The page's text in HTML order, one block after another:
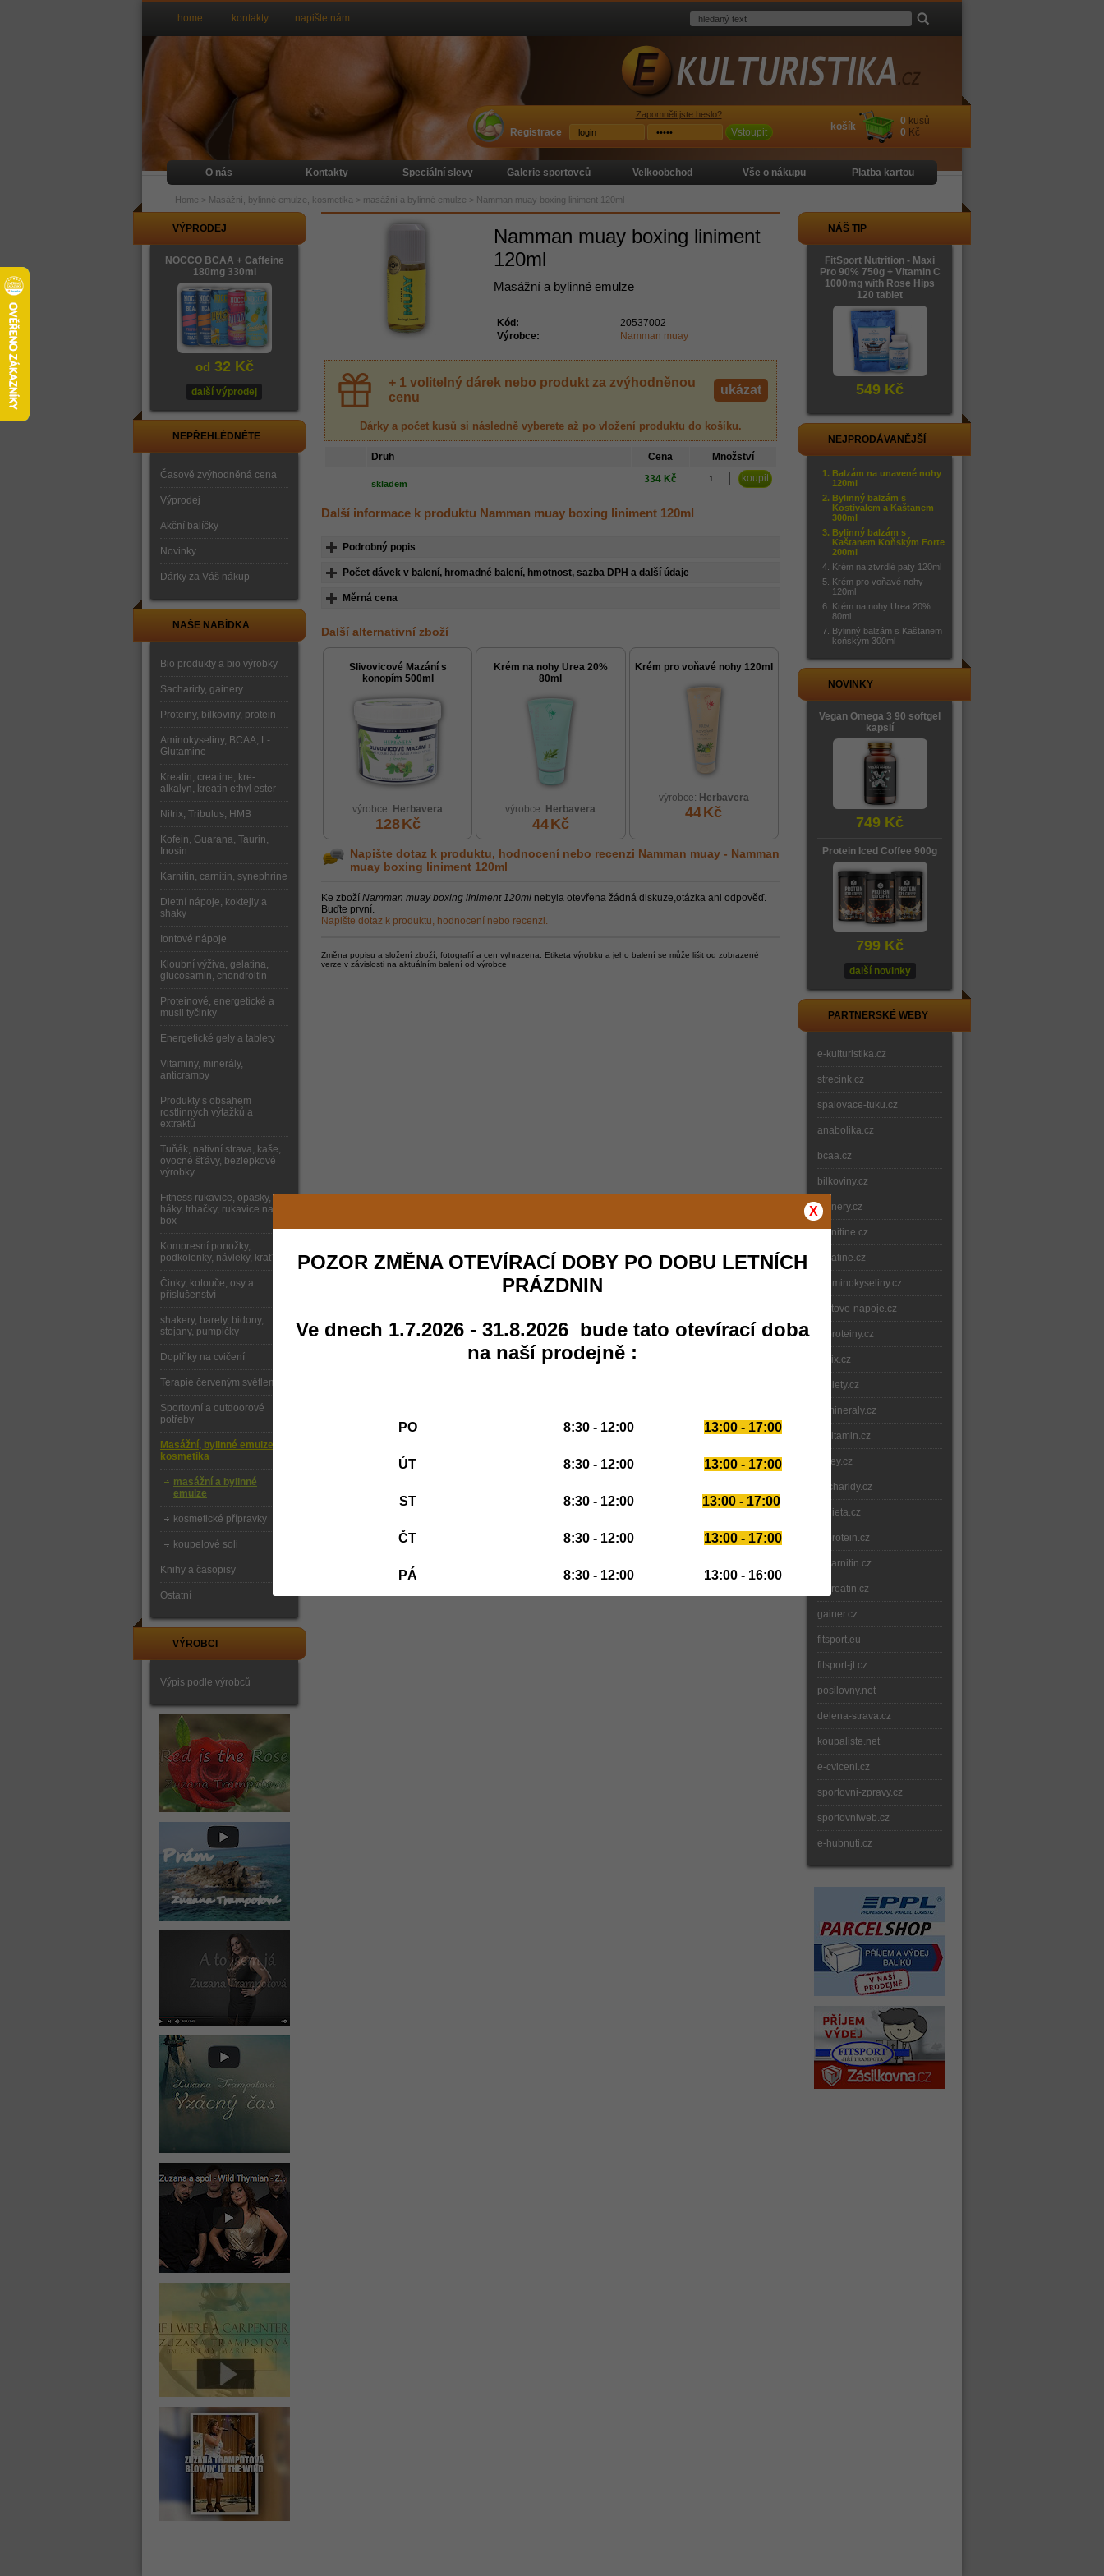
Namman muay boxing liniment
120ml
Masážní a bylinné emulze
Kód:
20537002
Výrobce:
Namman muay
+ 1 volitelný dárek nebo produkt za zvýhodněnou
cenu
ukázat
Dárky a počet kusů si následně vyberete až po vložení produktu do košíku.
Druh Cena Množství
skladem 334 Kč
Další informace k produktu Namman muay boxing liniment 120ml
Podrobný popis
Počet dávek v balení, hromadné balení, hmotnost, sazba DPH a další údaje
Měrná cena
Další alternativní zboží
Slivovicové Mazání s
konopím 500ml
výrobce: Herbavera
128Kč
Krém na nohy Urea 20%
80ml
výrobce: Herbavera
44Kč
Krém pro voňavé nohy 120ml
výrobce: Herbavera
44Kč
Napište dotaz k produktu, hodnocení nebo recenzi Namman muay - Namman
muay boxing liniment 120ml
Ke zboží Namman muay boxing liniment 120ml nebyla otevřena žádná diskuze,otázka ani odpověď.
Buďte první.
Napište dotaz k produktu, hodnocení nebo recenzi.
Změna popisu a složení zboží, fotografií a cen vyhrazena. Etiketa výrobku a jeho balení se může lišit od zobrazené
verze v závislosti na aktuálním balení od výrobce
VÝPRODEJ
NOCCO BCAA + Caffeine
180mg 330ml
od 32 Kč
další výprodej
NEPŘEHLÉDNĚTE
Časově zvýhodněná cena
Výprodej
Akční balíčky
Novinky
Dárky za Váš nákup
NAŠE NABÍDKA
Bio produkty a bio výrobky
Sacharidy, gainery
Proteiny, bílkoviny, protein
Aminokyseliny, BCAA, L-
Glutamine
Kreatin, creatine, kre-
alkalyn, kreatin ethyl ester
Nitrix, Tribulus, HMB
Kofein, Guarana, Taurin,
Inosin
Karnitin, carnitin, synephrine
Dietní nápoje, koktejly a
shaky
Iontové nápoje
Kloubní výživa, gelatina,
glucosamin, chondroitin
Proteinové, energetické a
musli tyčinky
Energetické gely a tablety
Vitaminy, minerály,
anticrampy
Produkty s obsahem
rostlinných výtažků a
extraktů
Tuňák, nativní strava, kaše,
ovocné šťávy, bezlepkové
výrobky
Fitness rukavice, opasky,
háky, trhačky, rukavice na
box
Kompresní ponožky,
podkolenky, návleky, kraťasy
Činky, kotouče, osy a
příslušenství
shakery, barely, bidony,
stojany, pumpičky
Doplňky na cvičení
Terapie červeným světlem
Sportovní a outdoorové
potřeby
Masážní, bylinné emulze,
kosmetika
masážní a bylinné
emulze
kosmetické přípravky
koupelové soli
Knihy a časopisy
Ostatní
VÝROBCI
Výpis podle výrobců
NÁŠ TIP
FitSport Nutrition - Maxi
Pro 90% 750g + Vitamin C
1000mg with Rose Hips
120 tablet
549 Kč
NEJPRODÁVANĚJŠÍ
Balzám na unavené nohy
120ml
Bylinný balzám s
Kostivalem a Kaštanem
300ml
Bylinný balzám s
Kaštanem Koňským Forte
200ml
Krém na ztvrdlé paty 120ml
Krém pro voňavé nohy
120ml
Krém na nohy Urea 20%
80ml
Bylinný balzám s Kaštanem
koňským 300ml
NOVINKY
Vegan Omega 3 90 softgel
kapslí
749 Kč
Protein Iced Coffee 900g
799 Kč
další novinky
PARTNERSKÉ WEBY
e-kulturistika.cz
strecink.cz
spalovace-tuku.cz
anabolika.cz
bcaa.cz
bilkoviny.cz
gainery.cz
carnitine.cz
creatine.cz
e-aminokyseliny.cz
iontove-napoje.cz
e-proteiny.cz
nitrix.cz
e-diety.cz
e-mineraly.cz
e-vitamin.cz
whey.cz
sacharidy.cz
e-dieta.cz
e-protein.cz
e-karnitin.cz
e-kreatin.cz
gainer.cz
fitsport.eu
fitsport-jt.cz
posilovny.net
delena-strava.cz
koupaliste.net
e-cviceni.cz
sportovni-zpravy.cz
sportovniweb.cz
e-hubnuti.cz
home kontakty napište nám
O nás Kontakty Speciální slevy Galerie sportovců Velkoobchod Vše o nákupu Platba kartou
Home > Masážní, bylinné emulze, kosmetika > masážní a bylinné emulze > Namman muay boxing liniment 120ml
košík 0 kusů
0 Kč
Registrace
Zapomněli jste heslo?
Vstoupit
X
POZOR ZMĚNA OTEVÍRACÍ DOBY PO DOBU LETNÍCH
PRÁZDNIN
Ve dnech 1.7.2026 - 31.8.2026 bude tato otevírací doba
na naší prodejně :
PO 8:30 - 12:00 13:00 - 17:00
ÚT 8:30 - 12:00 13:00 - 17:00
ST 8:30 - 12:00 13:00 - 17:00
ČT 8:30 - 12:00 13:00 - 17:00
PÁ 8:30 - 12:00 13:00 - 16:00